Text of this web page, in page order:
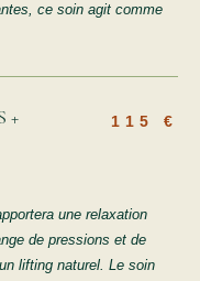
ce soin agit comme
+ 115 €
une relaxation
de pressions et de
lifting naturel. Le soin